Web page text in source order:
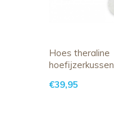
Hoes theraline
hoefijzerkussen
€39,95